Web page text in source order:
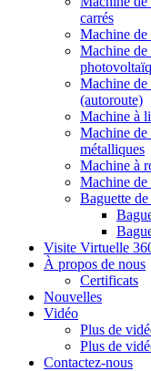
carrés
Machine de
Machine de
Machine de
(autoroute)
Machine à
Machine de
métalliques
Machine à
Machine de
Baguette
Visite Virtuelle
À propos de nous
Certificats
Nouvelles
Vidéo
Plus de
Plus de
Contactez-nous